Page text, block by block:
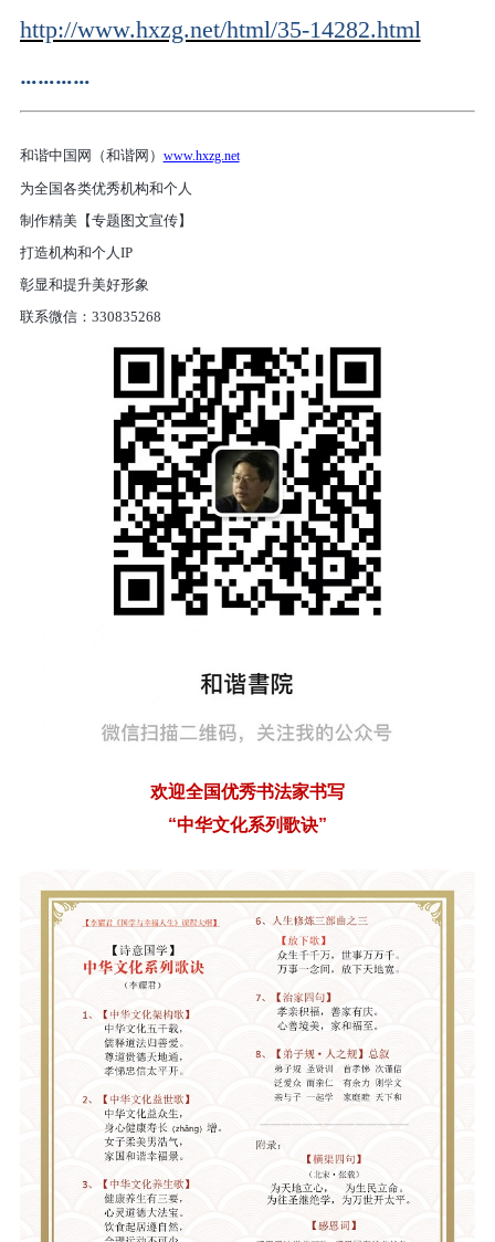
http://www.hxzg.net/html/35-14282.html
…………
和谐中国网（和谐网） www.hxzg.net
为全国各类优秀机构和个人
制作精美【专题图文宣传】
打造机构和个人IP
彰显和提升美好形象
联系微信：330835268
欢迎全国优秀书法家书写
“中华文化系列歌诀”